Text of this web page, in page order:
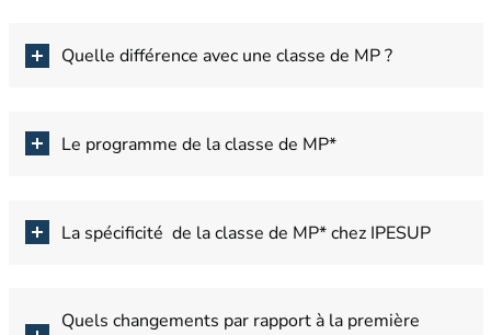
Quelle différence avec une classe de MP ?
Le programme de la classe de MP*
La spécificité de la classe de MP* chez IPESUP
Quels changements par rapport à la première